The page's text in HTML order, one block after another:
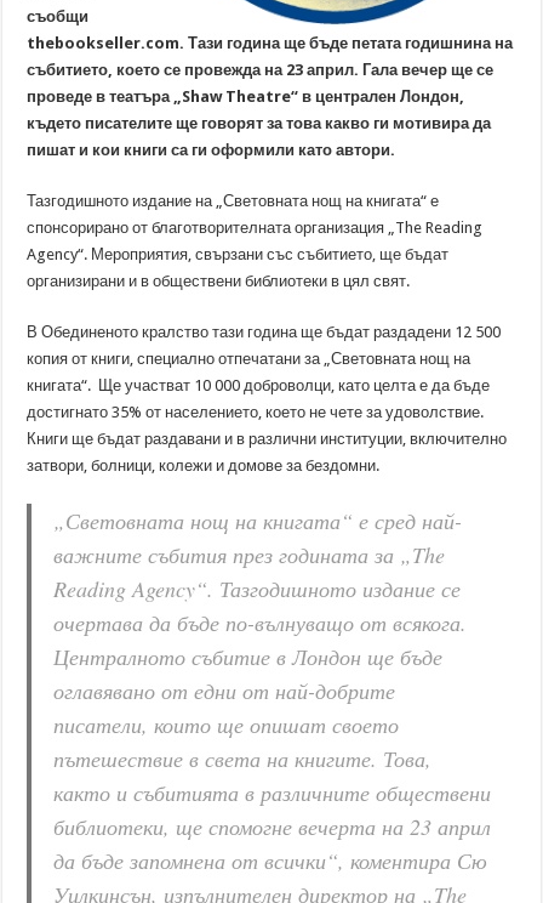
съобщи
thebookseller.com. Тази година ще бъде петата годишнина на
събитието, което се провежда на 23 април. Гала вечер ще се
проведе в театъра „Shaw Theatre“ в централен Лондон,
където писателите ще говорят за това какво ги мотивира да
пишат и кои книги са ги оформили като автори.
Тазгодишното издание на „Световната нощ на книгата“ е
спонсорирано от благотворителната организация „The Reading
Agency“. Мероприятия, свързани със събитието, ще бъдат
организирани и в обществени библиотеки в цял свят.
В Обединеното кралство тази година ще бъдат раздадени 12 500
копия от книги, специално отпечатани за „Световната нощ на
книгата“. Ще участват 10 000 доброволци, като целта е да бъде
достигнато 35% от населението, което не чете за удоволствие.
Книги ще бъдат раздавани и в различни институции, включително
затвори, болници, колежи и домове за бездомни.
„Световната нощ на книгата“ е сред най-
важните събития през годината за „The
Reading Agency“. Тазгодишното издание се
очертава да бъде по-вълнуващо от всякога.
Централното събитие в Лондон ще бъде
оглавявано от едни от най-добрите
писатели, които ще опишат своето
пътешествие в света на книгите. Това,
както и събитията в различните обществени
библиотеки, ще спомогне вечерта на 23 април
да бъде запомнена от всички“, коментира Сю
Уилкинсън, изпълнителен директор на „The